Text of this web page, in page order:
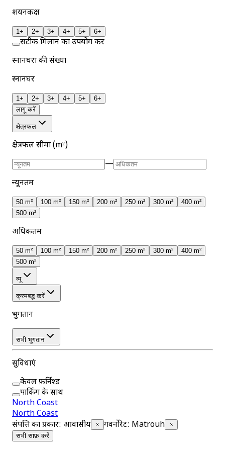
शयनकक्ष
1+ 2+ 3+ 4+ 5+ 6+
सटीक मिलान का उपयोग करें
स्नानघरों की संख्या
स्नानघर
1+ 2+ 3+ 4+ 5+
6+
लागू करें
क्षेत्रफल
क्षेत्रफल सीमा (m²)
—
न्यूनतम
50 m² 100 m² 150 m² 200 m² 250 m² 300 m²
400 m²
500 m²
अधिकतम
50 m² 100 m² 150 m² 200 m² 250 m² 300 m²
400 m²
500 m²
व्यू
क्रमबद्ध करें
भुगतान
सभी भुगतान
सुविधाएं
केवल फ़र्निश्ड
पार्किंग के साथ
North Coast
North Coast
संपत्ति का प्रकार: आवासीय गवर्नोरेट: Matrouh
सभी साफ़ करें